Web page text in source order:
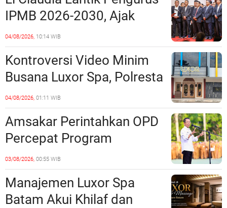
Polda Kepri Jalan di
Tempat?
IPMB 2026-2030, Ajak
Perkuat Kerukunan dan
Sinergi dengan Pemko
Batam
04/08/2026, 10:14 WIB
Kontroversi Video Minim
Busana Luxor Spa, Polresta
Barelang Usut Tuntas
Unsur Pelanggaran Hukum
04/08/2026, 01:11 WIB
Amsakar Perintahkan OPD
Percepat Program
Prioritas, Targetkan
Realisasi Pembangunan
Lampaui 50 Persen
03/08/2026, 00:55 WIB
Manajemen Luxor Spa
Batam Akui Khilaf dan